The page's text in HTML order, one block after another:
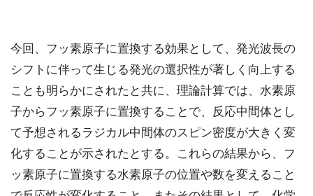
今回、フッ素原子に置換する効果として、発光波長の
シフトに伴って生じる発光の選択性が著しく向上する
ことも明らかにされたと共に、理論計算では、水素原
子からフッ素原子に置換することで、反応中間体とし
て予想されるラジカル中間体のスピン密度が大きく変
化することが示されたとする。これらの結果から、フ
ッ素原子に置換する水素原子の位置や数を変えること